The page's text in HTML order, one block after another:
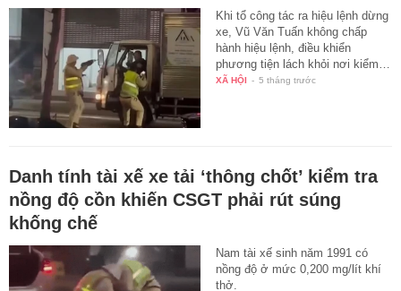
Khi tổ công tác ra hiệu lệnh dừng
xe, Vũ Văn Tuấn không chấp
hành hiệu lệnh, điều khiển
phương tiện lách khỏi nơi kiểm…
XÃ HỘI - 5 tháng trước
Danh tính tài xế xe tải ‘thông chốt’ kiểm tra
nồng độ cồn khiến CSGT phải rút súng
khống chế
Nam tài xế sinh năm 1991 có
nồng độ ở mức 0,200 mg/lít khí
thở.